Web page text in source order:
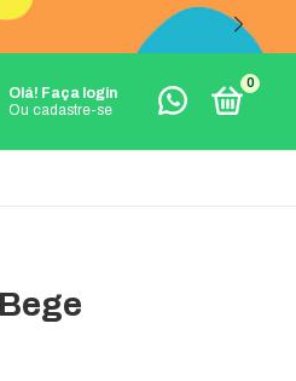
Olá! Faça login
Ou cadastre-se
0